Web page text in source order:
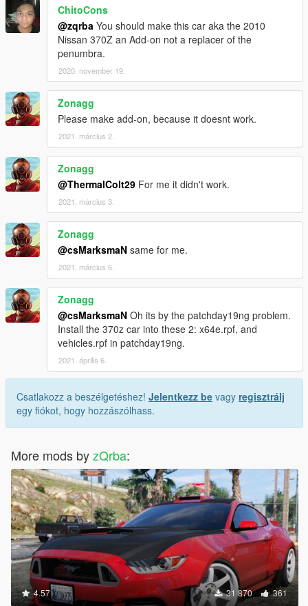
ChitoCons
@zqrba You should make this car aka the 2010
Nissan 370Z an Add-on not a replacer of the
penumbra.
2020. november 19.
Zonagg
Please make add-on, because it doesnt work.
2021. március 2.
Zonagg
@ThermalColt29 For me it didn't work.
2021. március 3.
Zonagg
@csMarksmaN same for me.
2021. március 6.
Zonagg
@csMarksmaN Oh its by the patchday19ng problem.
Install the 370z car into these 2: x64e.rpf, and
vehicles.rpf in patchday19ng.
2021. április 6.
Csatlakozz a beszélgetéshez! Jelentkezz be vagy regisztrálj
egy fiókot, hogy hozzászólhass.
More mods byzQrba:
4.57 31 870 361